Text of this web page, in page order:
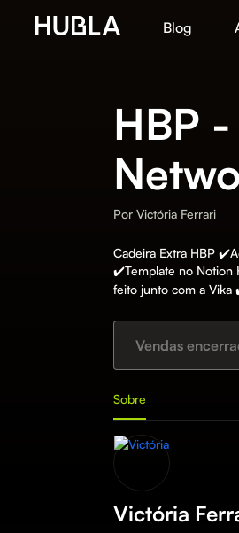
Blog
HBP
Por Victória Ferrari
Cadeira Extra HBP
✔️Template no Notion
feito junto com a Vika
Vendas
Sobre
Victória